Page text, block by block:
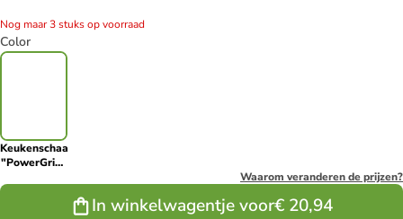
Nog maar 3 stuks op voorraad
Color
Keukenschaar
"PowerGrip"
Waarom veranderen de prijzen?
In winkelwagentje voor€ 20,94